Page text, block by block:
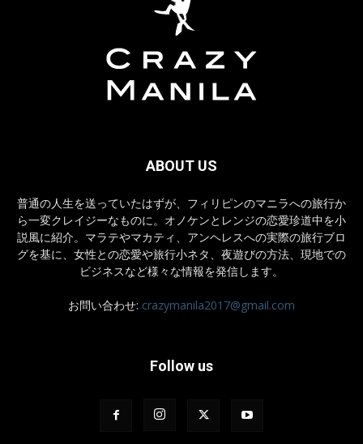
ABOUT US
普通の人生を送っていたはずが、フィリピンのマニラへの旅行か
ら一変クレイジーなものに。オノケンとレンジの恋愛珍道中を小
説風に紹介。マラテやマカティ、アンヘレスへの実際の旅行ブロ
グを基に、女性との恋愛や旅行小ネタ、夜遊びの方法、現地での
ビジネスなど様々な情報を発信します。
お問い合わせ: crazymanila2017@gmail.com
Follow us